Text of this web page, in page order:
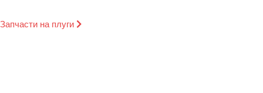
Запчасти на плуги